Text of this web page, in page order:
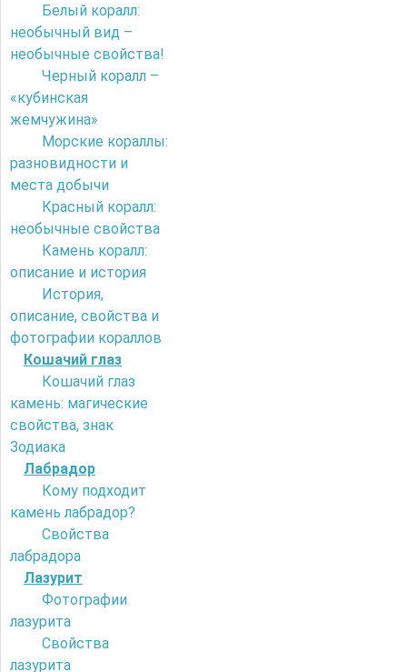
Белый коралл:
необычный вид –
необычные свойства!
Черный коралл –
«кубинская
жемчужина»
Морские кораллы:
разновидности и
места добычи
Красный коралл:
необычные свойства
Камень коралл:
описание и история
История,
описание, свойства и
фотографии кораллов
Кошачий глаз
Кошачий глаз
камень: магические
свойства, знак
Зодиака
Лабрадор
Кому подходит
камень лабрадор?
Свойства
лабрадора
Лазурит
Фотографии
лазурита
Свойства
лазурита